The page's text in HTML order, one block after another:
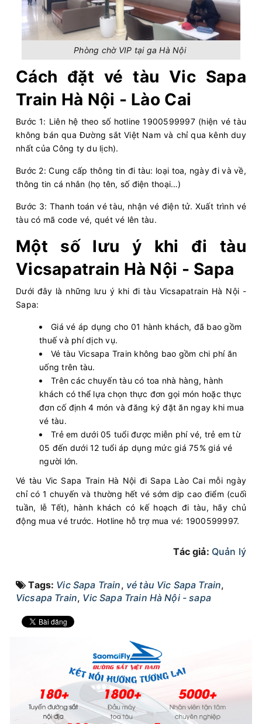
Phòng chờ VIP tại ga Hà Nội
Cách đặt vé tàu Vic Sapa
Train Hà Nội - Lào Cai
Bước 1: Liên hệ theo số hotline 1900599997 (hiện vé tàu
không bán qua Đường sắt Việt Nam và chỉ qua kênh duy
nhất của Công ty du lịch).
Bước 2: Cung cấp thông tin đi tàu: loại toa, ngày đi và về,
thông tin cá nhân (họ tên, số điện thoại…)
Bước 3: Thanh toán vé tàu, nhận vé điện tử. Xuất trình vé
tàu có mã code vé, quét vé lên tàu.
Một số lưu ý khi đi tàu
Vicsapatrain Hà Nội - Sapa
Dưới đây là những lưu ý khi đi tàu Vicsapatrain Hà Nội -
Sapa:
Giá vé áp dụng cho 01 hành khách, đã bao gồm
thuế và phí dịch vụ.
Vé tàu Vicsapa Train không bao gồm chi phí ăn
uống trên tàu.
Trên các chuyến tàu có toa nhà hàng, hành
khách có thể lựa chọn thực đơn gọi món hoặc thực
đơn cố định 4 món và đăng ký đặt ăn ngay khi mua
vé tàu.
Trẻ em dưới 05 tuổi được miễn phí vé, trẻ em từ
05 đến dưới 12 tuổi áp dụng mức giá 75% giá vé
người lớn.
Vé tàu Vic Sapa Train Hà Nội đi Sapa Lào Cai mỗi ngày
chỉ có 1 chuyến và thường hết vé sớm dịp cao điểm (cuối
tuần, lễ Tết), hành khách có kế hoạch đi tàu, hãy chủ
động mua vé trước. Hotline hỗ trợ mua vé: 1900599997.
Tác giả: Quản lý
Tags: Vic Sapa Train, vé tàu Vic Sapa Train,
Vicsapa Train, Vic Sapa Train Hà Nội - sapa